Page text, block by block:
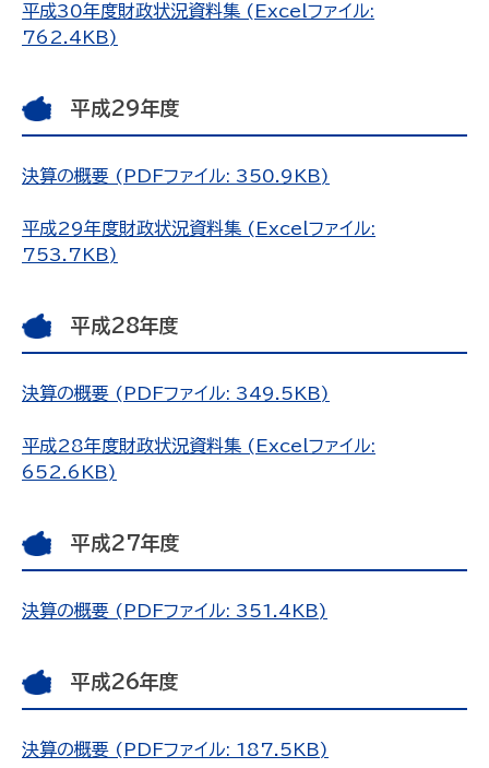
平成30年度財政状況資料集 (Excelファイル:
762.4KB)
平成29年度
決算の概要 (PDFファイル: 350.9KB)
平成29年度財政状況資料集 (Excelファイル:
753.7KB)
平成28年度
決算の概要 (PDFファイル: 349.5KB)
平成28年度財政状況資料集 (Excelファイル:
652.6KB)
平成27年度
決算の概要 (PDFファイル: 351.4KB)
平成26年度
決算の概要 (PDFファイル: 187.5KB)